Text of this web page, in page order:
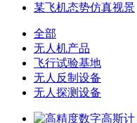
某飞机态势仿真视景
全部
无人机产品
飞行试验基地
无人反制设备
无人探测设备